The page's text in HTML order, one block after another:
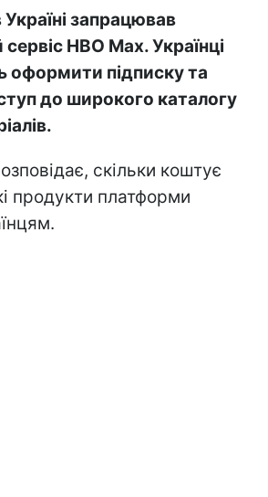
запрацював
HBO Max. Українці
оформити підписку та
до широкого каталогу
скільки коштує
продукти платформи